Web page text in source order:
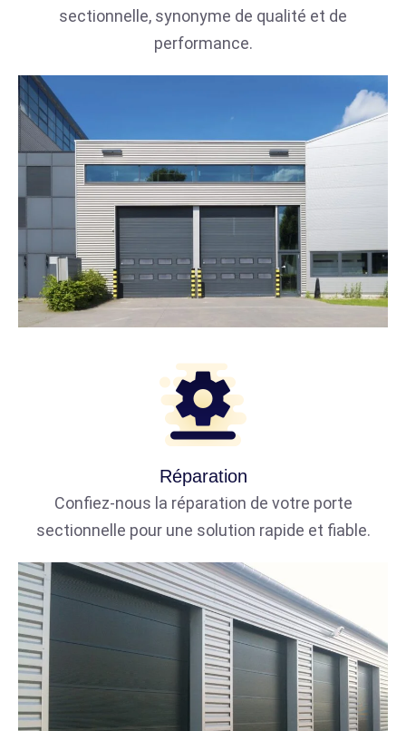
sectionnelle, synonyme de qualité et de
performance.
Réparation
Confiez-nous la réparation de votre porte
sectionnelle pour une solution rapide et fiable.